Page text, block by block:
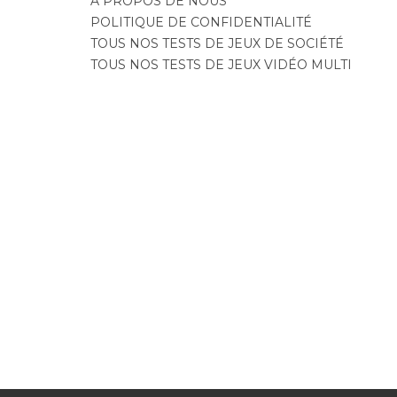
POLITIQUE DE CONFIDENTIALITÉ
TOUS NOS TESTS DE JEUX DE SOCIÉTÉ
TOUS NOS TESTS DE JEUX VIDÉO MULTI